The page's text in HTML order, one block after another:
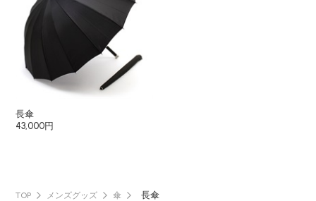
長傘
43,000円
TOP メンズグッズ 傘 長傘